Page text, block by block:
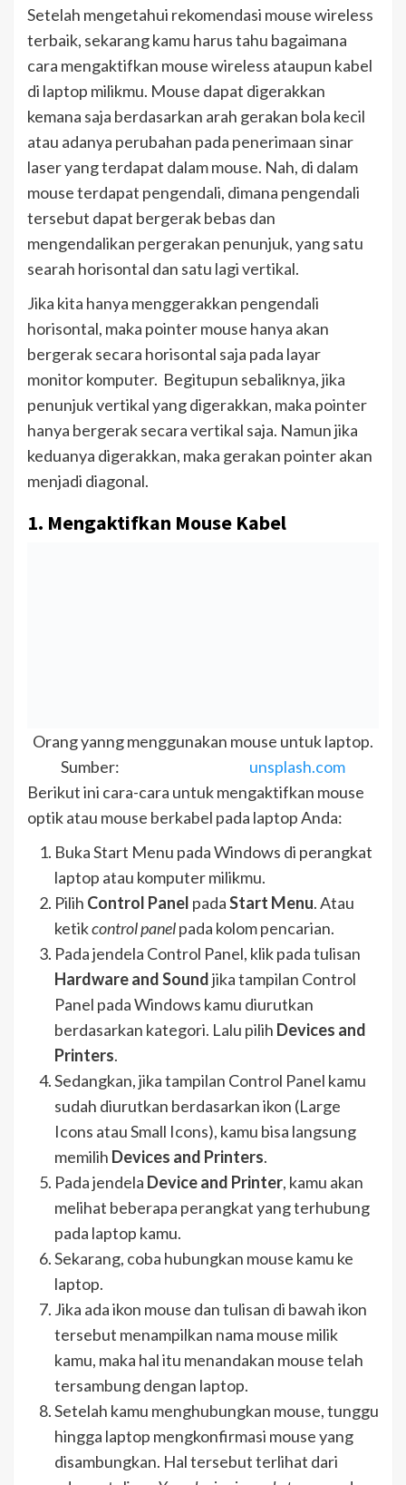
Setelah mengetahui rekomendasi mouse wireless
terbaik, sekarang kamu harus tahu bagaimana
cara mengaktifkan mouse wireless ataupun kabel
di laptop milikmu. Mouse dapat digerakkan
kemana saja berdasarkan arah gerakan bola kecil
atau adanya perubahan pada penerimaan sinar
laser yang terdapat dalam mouse. Nah, di dalam
mouse terdapat pengendali, dimana pengendali
tersebut dapat bergerak bebas dan
mengendalikan pergerakan penunjuk, yang satu
searah horisontal dan satu lagi vertikal.
Jika kita hanya menggerakkan pengendali
horisontal, maka pointer mouse hanya akan
bergerak secara horisontal saja pada layar
monitor komputer. Begitupun sebaliknya, jika
penunjuk vertikal yang digerakkan, maka pointer
hanya bergerak secara vertikal saja. Namun jika
keduanya digerakkan, maka gerakan pointer akan
menjadi diagonal.
1. Mengaktifkan Mouse Kabel
Orang yanng menggunakan mouse untuk laptop.
Sumber:
unsplash.com
Berikut ini cara-cara untuk mengaktifkan mouse
optik atau mouse berkabel pada laptop Anda:
Buka Start Menu pada Windows di perangkat
laptop atau komputer milikmu.
Pilih Control Panel padaStart Menu. Atau
ketikcontrol panelpada kolom pencarian.
Pada jendela Control Panel, klik pada tulisan
Hardware and Soundjika tampilan Control
Panel pada Windows kamu diurutkan
berdasarkan kategori. Lalu pilih Devices and
Printers.
Sedangkan, jika tampilan Control Panel kamu
sudah diurutkan berdasarkan ikon (Large
Icons atau Small Icons), kamu bisa langsung
memilih Devices and Printers.
Pada jendela Device and Printer, kamu akan
melihat beberapa perangkat yang terhubung
pada laptop kamu.
Sekarang, coba hubungkan mouse kamu ke
laptop.
Jika ada ikon mouse dan tulisan di bawah ikon
tersebut menampilkan nama mouse milik
kamu, maka hal itu menandakan mouse telah
tersambung dengan laptop.
Setelah kamu menghubungkan mouse, tunggu
hingga laptop mengkonfirmasi mouse yang
disambungkan. Hal tersebut terlihat dari